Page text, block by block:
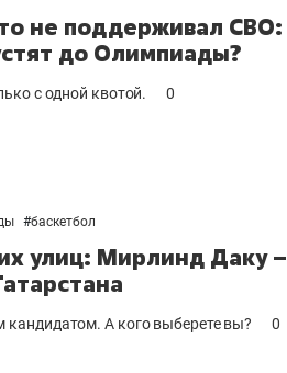
не поддерживал СВО:
до Олимпиады?
с одной квотой. 0
#баскетбол
улиц: Мирлинд Даку –
кандидатом. А кого выберете вы? 0